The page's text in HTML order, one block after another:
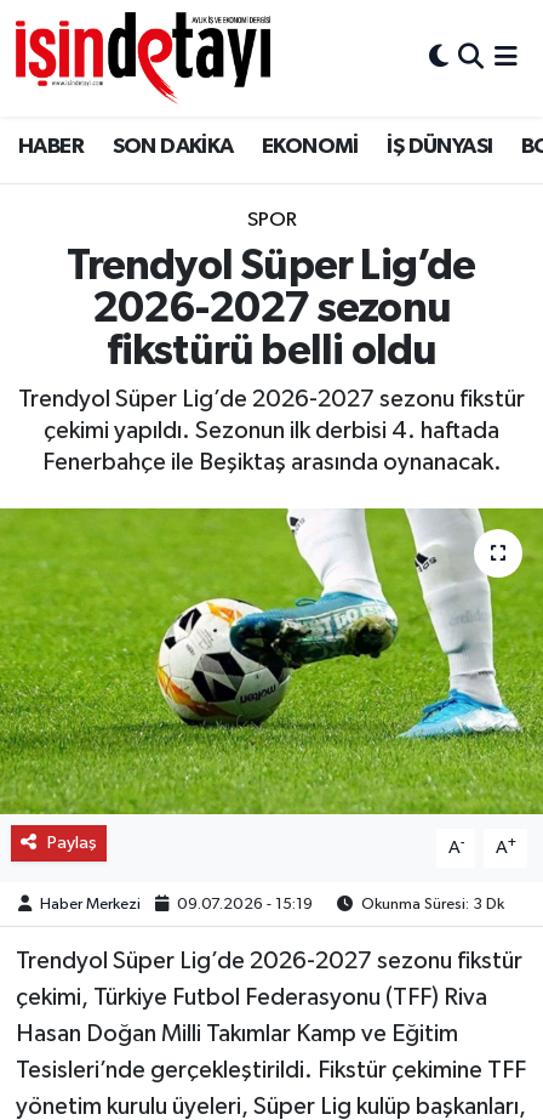
HABER SON DAKİKA EKONOMİ İŞ DÜNYASI
SPOR
Trendyol Süper Lig’de
2026-2027 sezonu
fikstürü belli oldu
Trendyol Süper Lig’de 2026-2027 sezonu fikstür
çekimi yapıldı. Sezonun ilk derbisi 4. haftada
Fenerbahçe ile Beşiktaş arasında oynanacak.
Paylaş A- A+
Haber Merkezi 09.07.2026 - 15:19 Okunma Süresi: 3 Dk
Trendyol Süper Lig’de 2026-2027 sezonu fikstür
çekimi, Türkiye Futbol Federasyonu (TFF) Riva
Hasan Doğan Milli Takımlar Kamp ve Eğitim
Tesisleri’nde gerçekleştirildi. Fikstür çekimine TFF
yönetim kurulu üyeleri, Süper Lig kulüp başkanları,
DÜNYA
Eğitim
ENERJİ HABERİ
GAYRİMENKUL
HABER
LOJİSTİK
OTO DETAY
SAĞLIK
SON DAKİKA
SPOR
FİNANS
Nöbetçi Eczaneler
Hava Durumu
İstanbul Namaz Vakitleri
Trafik Durumu
Süper Lig Puan Durumu ve Fikstür
Tüm Manşetler
Son Dakika Haberleri